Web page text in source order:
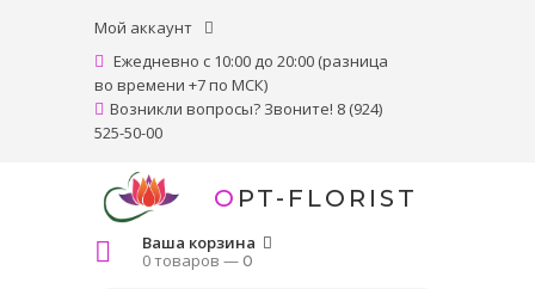
Мой аккаунт
Ежедневно с 10:00 до 20:00 (разница
во времени +7 по МСК)
Возникли вопросы? Звоните! 8 (924)
525-50-00
OPT-FLORIST
Ваша корзина
0 товаров —0